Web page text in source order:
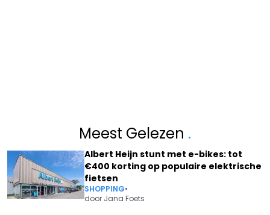
Meest Gelezen .
Albert Heijn stunt met e-bikes: tot
€400 korting op populaire elektrische
fietsen
SHOPPING•
door Jana Foets